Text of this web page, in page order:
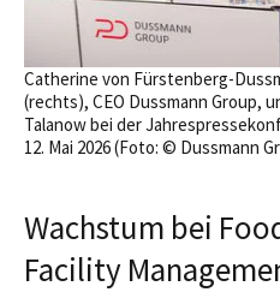
Catherine von Fürstenberg-
(rechts), CEO Dussmann Group,
Talanow bei der
12. Mai 2026 (Foto: © Dussmann
Wachstum bei
Facility